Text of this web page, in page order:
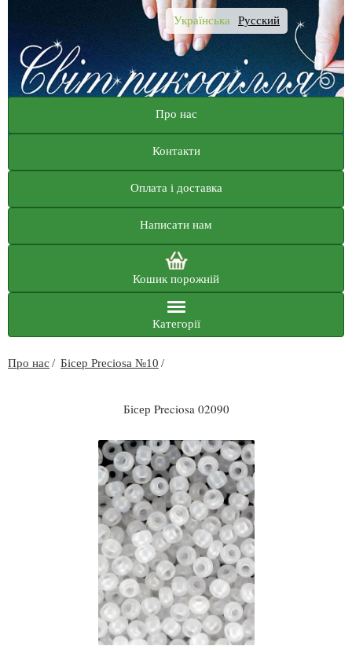
Українська Русский
Про нас
Контакти
Оплата і доставка
Написати нам
Кошик порожній
Категорії
Про нас Бісер Preciosa №10
Бісер Preciosa 02090